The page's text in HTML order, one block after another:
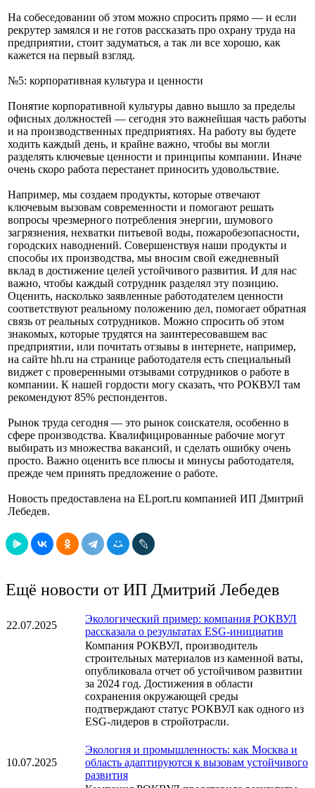
На собеседовании об этом можно спросить прямо — и если
рекрутер замялся и не готов рассказать про охрану труда на
предприятии, стоит задуматься, а так ли все хорошо, как
кажется на первый взгляд.
№5: корпоративная культура и ценности
Понятие корпоративной культуры давно вышло за пределы
офисных должностей — сегодня это важнейшая часть работы
и на производственных предприятиях. На работу вы будете
ходить каждый день, и крайне важно, чтобы вы могли
разделять ключевые ценности и принципы компании. Иначе
очень скоро работа перестанет приносить удовольствие.
Например, мы создаем продукты, которые отвечают
ключевым вызовам современности и помогают решать
вопросы чрезмерного потребления энергии, шумового
загрязнения, нехватки питьевой воды, пожаробезопасности,
городских наводнений. Совершенствуя наши продукты и
способы их производства, мы вносим свой ежедневный
вклад в достижение целей устойчивого развития. И для нас
важно, чтобы каждый сотрудник разделял эту позицию.
Оценить, насколько заявленные работодателем ценности
соответствуют реальному положению дел, помогает обратная
связь от реальных сотрудников. Можно спросить об этом
знакомых, которые трудятся на заинтересовавшем вас
предприятии, или почитать отзывы в интернете, например,
на сайте hh.ru на странице работодателя есть специальный
виджет с проверенными отзывами сотрудников о работе в
компании. К нашей гордости могу сказать, что РОКВУЛ там
рекомендуют 85% респондентов.
Рынок труда сегодня — это рынок соискателя, особенно в
сфере производства. Квалифицированные рабочие могут
выбирать из множества вакансий, и сделать ошибку очень
просто. Важно оценить все плюсы и минусы работодателя,
прежде чем принять предложение о работе.
Новость предоставлена на ELport.ru компанией ИП Дмитрий
Лебедев.
Ещё новости от ИП Дмитрий Лебедев
22.07.2025
Экологический пример: компания РОКВУЛ
рассказала о результатах ESG-инициатив
Компания РОКВУЛ, производитель
строительных материалов из каменной ваты,
опубликовала отчет об устойчивом развитии
за 2024 год. Достижения в области
сохранения окружающей среды
подтверждают статус РОКВУЛ как одного из
ESG-лидеров в стройотрасли.
10.07.2025
Экология и промышленность: как Москва и
область адаптируются к вызовам устойчивого
развития